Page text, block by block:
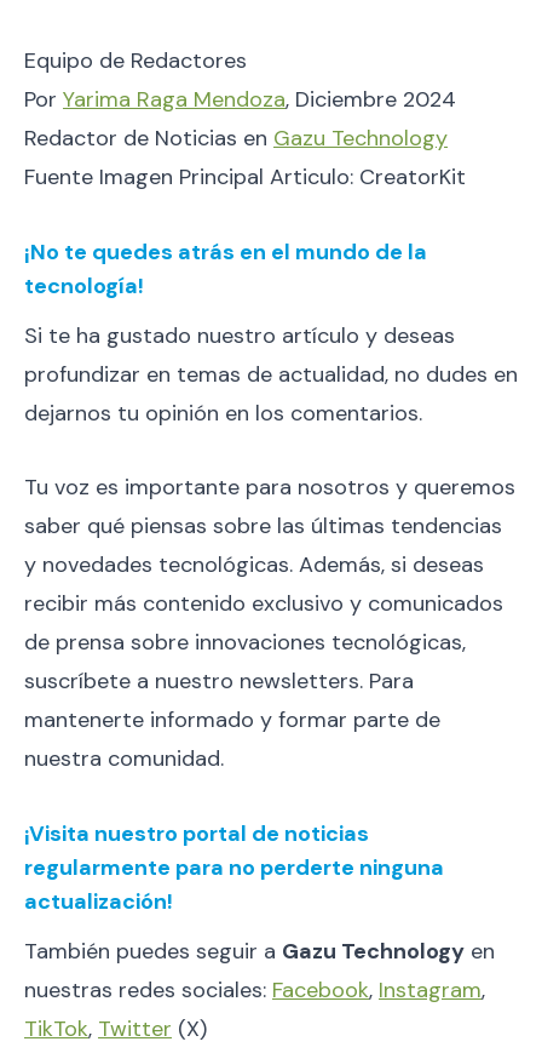
Equipo de Redactores
Por Yarima Raga Mendoza, Diciembre 2024
Redactor de Noticias en Gazu Technology
Fuente Imagen Principal Articulo: CreatorKit
¡No te quedes atrás en el mundo de la
tecnología!
Si te ha gustado nuestro artículo y deseas
profundizar en temas de actualidad, no dudes en
dejarnos tu opinión en los comentarios.
Tu voz es importante para nosotros y queremos
saber qué piensas sobre las últimas tendencias
y novedades tecnológicas. Además, si deseas
recibir más contenido exclusivo y comunicados
de prensa sobre innovaciones tecnológicas,
suscríbete a nuestro newsletters. Para
mantenerte informado y formar parte de
nuestra comunidad.
¡Visita nuestro portal de noticias
regularmente para no perderte ninguna
actualización!
También puedes seguir a Gazu Technology en
nuestras redes sociales: Facebook, Instagram,
TikTok, Twitter (X)